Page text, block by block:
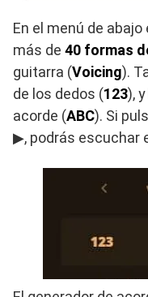
En el menú de
más de 40 formas
guitarra (Voicing).
de los dedos (123),
acorde (ABC). Si
▶, podrás escuchar